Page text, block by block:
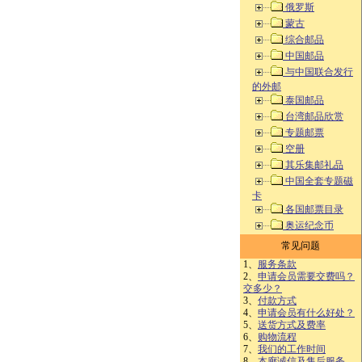
俄罗斯
蒙古
综合邮品
中国邮品
与中国联合发行
的外邮
泰国邮品
台湾邮品欣赏
专题邮票
空册
其乐集邮礼品
中国全套专题磁
卡
各国邮票目录
奥运纪念币
常见问题
1、 服务条款
2、 申请会员需要交费吗？
交多少？
3、 付款方式
4、 申请会员有什么好处？
5、 送货方式及费率
6、 购物流程
7、 我们的工作时间